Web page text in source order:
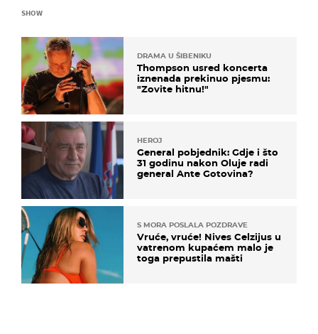
SHOW
DRAMA U ŠIBENIKU
Thompson usred koncerta
iznenada prekinuo pjesmu:
"Zovite hitnu!"
HEROJ
General pobjednik: Gdje i što
31 godinu nakon Oluje radi
general Ante Gotovina?
S MORA POSLALA POZDRAVE
Vruće, vruće! Nives Celzijus u
vatrenom kupaćem malo je
toga prepustila mašti